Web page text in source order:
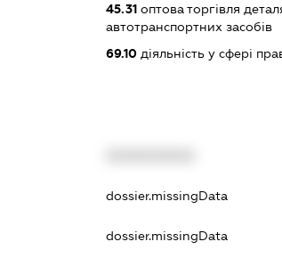
45.31оптова торгівля
автотранспортних засобів
69.10діяльність у сфері
dossier.missingData
dossier.missingData